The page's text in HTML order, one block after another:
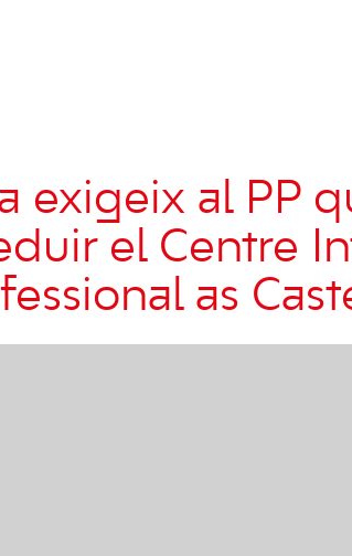
exigeix al PP
el Centre
as